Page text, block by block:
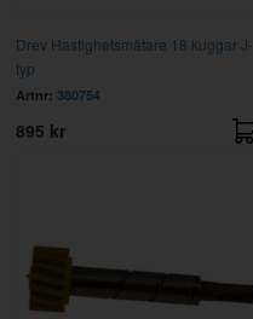
Drev Hastighetsmätare 18 kuggar J-
typ
Artnr: 380754
895 kr